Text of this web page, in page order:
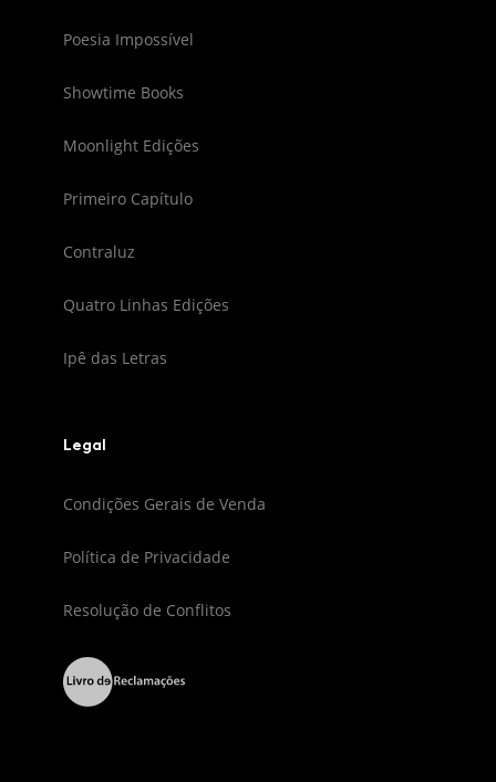
Poesia Impossível
Showtime Books
Moonlight Edições
Primeiro Capítulo
Contraluz
Quatro Linhas Edições
Ipê das Letras
Legal
Condições Gerais de Venda
Política de Privacidade
Resolução de Conflitos